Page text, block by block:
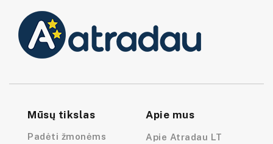
Mūsų tikslas
Padėti žmonėms
Apie mus
Apie Atradau LT